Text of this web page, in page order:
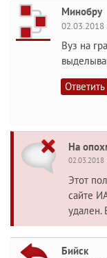
Минобру
02.03.2018
Вуз на
Ответить
На
02.03.2018
Этот
сайте
удален.
Бийск